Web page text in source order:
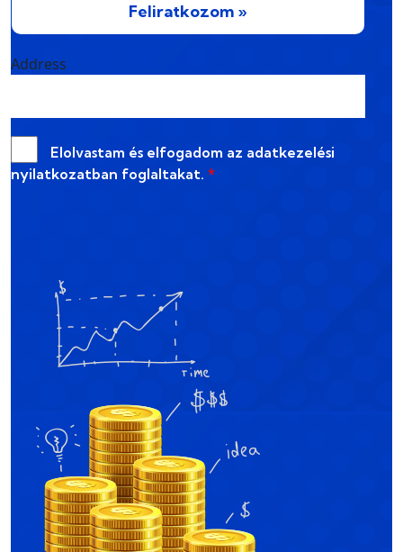
Feliratkozom »
Address
Elolvastam és elfogadom az adatkezelési
nyilatkozatban foglaltakat. *